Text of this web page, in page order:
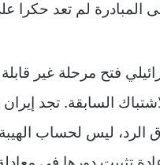
المبادرة لم تعد
فتح مرحلة غير
السابقة. تجد
الرد، ليس لحساب